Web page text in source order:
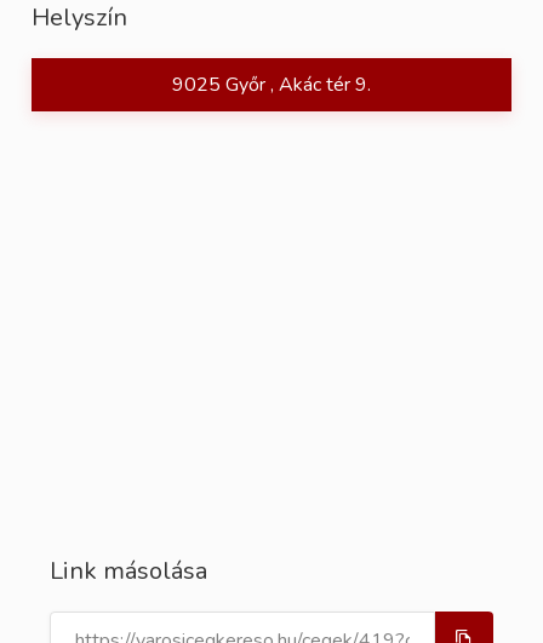
Helyszín
9025 Győr , Akác tér 9.
Link másolása